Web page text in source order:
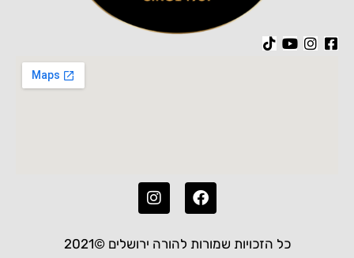
כל הזכויות שמורות להורה ירושלים ©2021